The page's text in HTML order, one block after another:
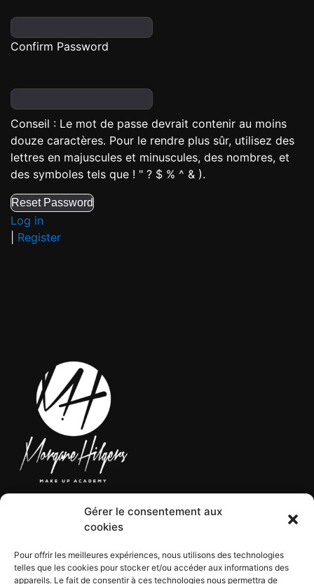
Gérer le consentement aux
cookies
Pour offrir les meilleures expériences, nous utilisons des technologies
telles que les cookies pour stocker et/ou accéder aux informations des
appareils. Le fait de consentir à ces technologies nous permettra de
Confirm Password
Conseil : Le mot de passe devrait contenir au moins
douze caractères. Pour le rendre plus sûr, utilisez des
lettres en majuscules et minuscules, des nombres, et
des symboles tels que ! " ? $ % ^ & ).
Log in
Register
CGV